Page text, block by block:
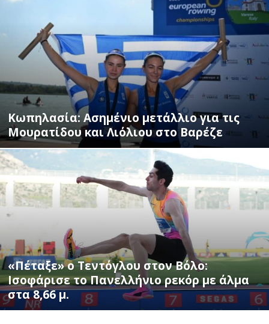
Κωπηλασία: Ασημένιο μετάλλιο για τις
Μουρατίδου και Λιόλιου στο Βαρέζε
«Πέταξε» ο Τεντόγλου στον Βόλο:
Ισοφάρισε το Πανελλήνιο ρεκόρ με άλμα
στα 8,66 μ.